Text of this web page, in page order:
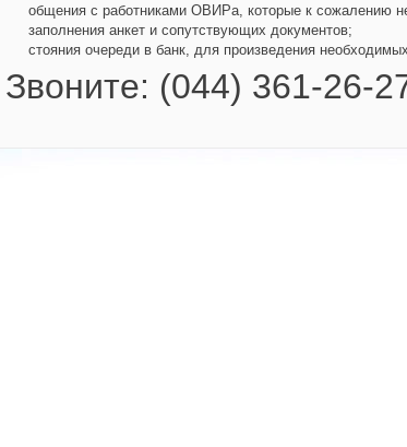
общения с работниками ОВИРа, которые к сожалению
заполнения анкет и сопутствующих документов;
стояния очереди в банк, для произведения
Звоните: (044) 361-26-